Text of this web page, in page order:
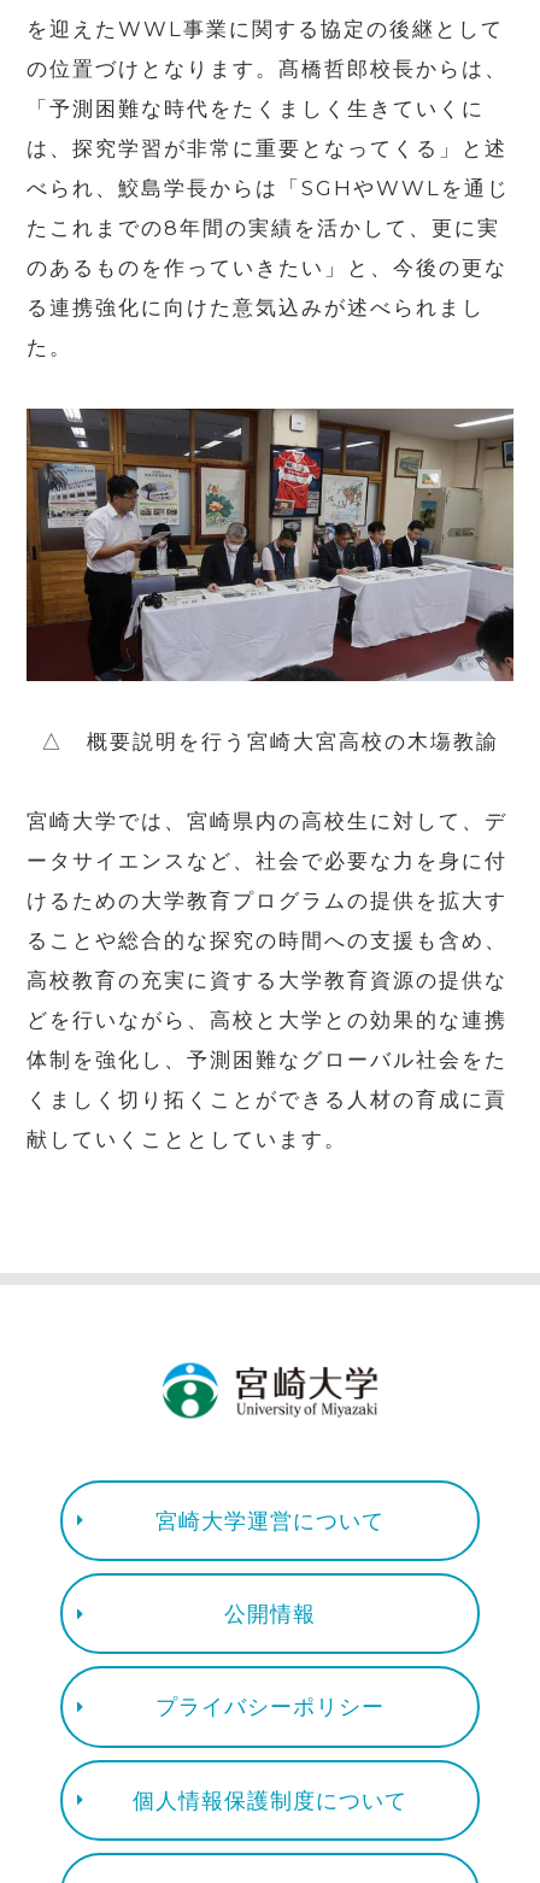
を迎えたWWL事業に関する協定の後継として
の位置づけとなります。髙橋哲郎校長からは、
「予測困難な時代をたくましく生きていくに
は、探究学習が非常に重要となってくる」と述
べられ、鮫島学長からは「SGHやWWL を通じ
たこれまでの8年間の実績を活かして、更に実
のあるものを作っていきたい」と、今後の更な
る連携強化に向けた意気込みが述べられまし
た。
△ 概要説明を行う宮崎大宮高校の木塲教諭
宮崎大学では、宮崎県内の高校生に対して、デ
ータサイエンスなど、社会で必要な力を身に付
けるための大学教育プログラムの提供を拡大す
ることや総合的な探究の時間への支援も含め、
高校教育の充実に資する大学教育資源の提供な
どを行いながら、高校と大学との効果的な連携
体制を強化し、予測困難なグローバル社会をた
くましく切り拓くことができる人材の育成に貢
献していくこととしています。
宮崎大学運営について
公開情報
プライバシーポリシー
個人情報保護制度について